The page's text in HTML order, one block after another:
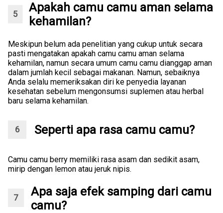
Apakah camu camu aman selama
kehamilan?
Meskipun belum ada penelitian yang cukup untuk secara
pasti mengatakan apakah camu camu aman selama
kehamilan, namun secara umum camu camu dianggap aman
dalam jumlah kecil sebagai makanan. Namun, sebaiknya
Anda selalu memeriksakan diri ke penyedia layanan
kesehatan sebelum mengonsumsi suplemen atau herbal
baru selama kehamilan.
Seperti apa rasa camu camu?
Camu camu berry memiliki rasa asam dan sedikit asam,
mirip dengan lemon atau jeruk nipis.
Apa saja efek samping dari camu
camu?